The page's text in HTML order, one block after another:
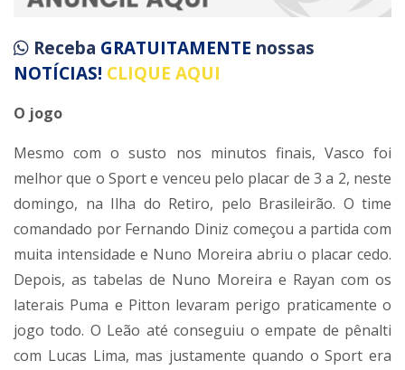
Receba GRATUITAMENTE nossas
NOTÍCIAS! CLIQUE AQUI
O jogo
Mesmo com o susto nos minutos finais, Vasco foi
melhor que o Sport e venceu pelo placar de 3 a 2, neste
domingo, na Ilha do Retiro, pelo Brasileirão. O time
comandado por Fernando Diniz começou a partida com
muita intensidade e Nuno Moreira abriu o placar cedo.
Depois, as tabelas de Nuno Moreira e Rayan com os
laterais Puma e Pitton levaram perigo praticamente o
jogo todo. O Leão até conseguiu o empate de pênalti
com Lucas Lima, mas justamente quando o Sport era